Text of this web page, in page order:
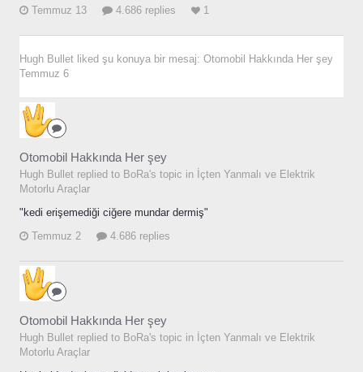
Temmuz 13
4.686 replies 1
Hugh Bullet liked şu konuya bir mesaj: Otomobil Hakkında Her şey
Temmuz 6
Otomobil Hakkında Her şey
Hugh Bullet replied to BoRa's topic in İçten Yanmalı ve Elektrik
Motorlu Araçlar
"kedi erişemediği ciğere mundar dermiş"
Temmuz 2
4.686 replies
Otomobil Hakkında Her şey
Hugh Bullet replied to BoRa's topic in İçten Yanmalı ve Elektrik
Motorlu Araçlar